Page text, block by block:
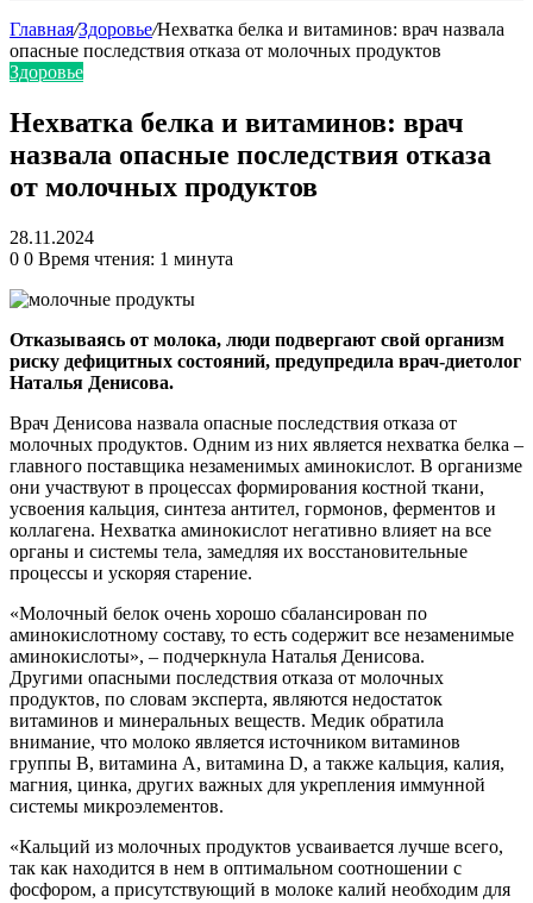
Главная/Здоровье/Нехватка белка и витаминов: врач назвала
опасные последствия отказа от молочных продуктов
Здоровье
Нехватка белка и витаминов: врач
назвала опасные последствия отказа
от молочных продуктов
28.11.2024
0 0 Время чтения: 1 минута
Отказываясь от молока, люди подвергают свой организм
риску дефицитных состояний, предупредила врач-диетолог
Наталья Денисова.
Врач Денисова назвала опасные последствия отказа от
молочных продуктов. Одним из них является нехватка белка –
главного поставщика незаменимых аминокислот. В организме
они участвуют в процессах формирования костной ткани,
усвоения кальция, синтеза антител, гормонов, ферментов и
коллагена. Нехватка аминокислот негативно влияет на все
органы и системы тела, замедляя их восстановительные
процессы и ускоряя старение.
«Молочный белок очень хорошо сбалансирован по
аминокислотному составу, то есть содержит все незаменимые
аминокислоты», – подчеркнула Наталья Денисова.
Другими опасными последствия отказа от молочных
продуктов, по словам эксперта, являются недостаток
витаминов и минеральных веществ. Медик обратила
внимание, что молоко является источником витаминов
группы В, витамина А, витамина D, а также кальция, калия,
магния, цинка, других важных для укрепления иммунной
системы микроэлементов.
«Кальций из молочных продуктов усваивается лучше всего,
так как находится в нем в оптимальном соотношении с
фосфором, а присутствующий в молоке калий необходим для